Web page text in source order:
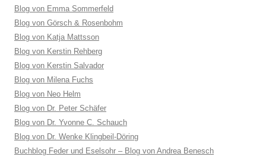
Blog von Emma Sommerfeld
Blog von Görsch & Rosenbohm
Blog von Katja Mattsson
Blog von Kerstin Rehberg
Blog von Kerstin Salvador
Blog von Milena Fuchs
Blog von Neo Helm
Blog von Dr. Peter Schäfer
Blog von Dr. Yvonne C. Schauch
Blog von Dr. Wenke Klingbeil-Döring
Buchblog Feder und Eselsohr – Blog von Andrea Benesch